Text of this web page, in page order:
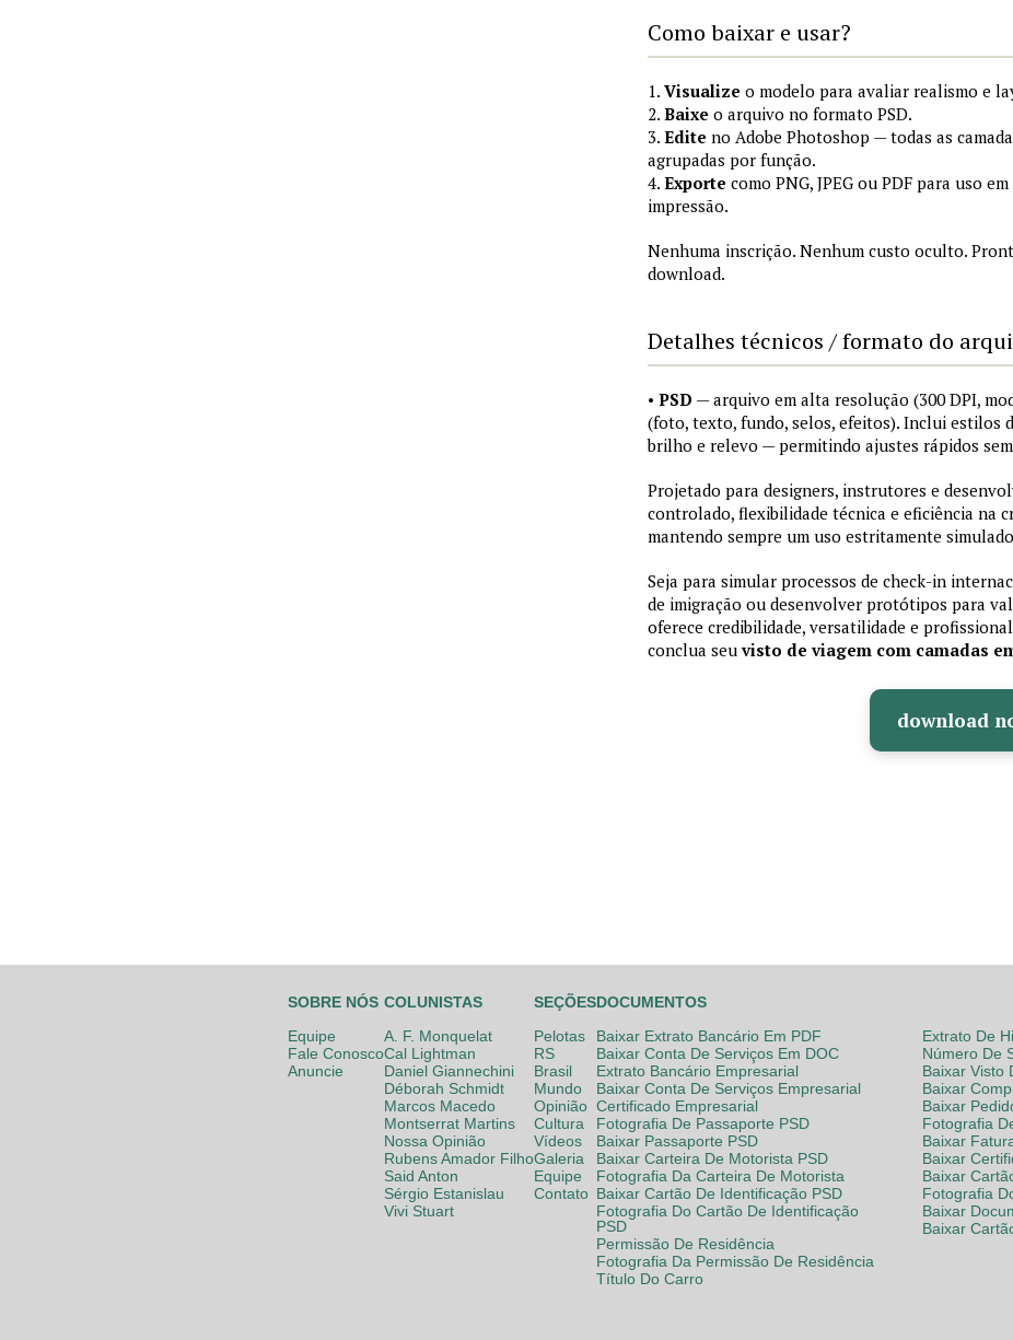
Como baixar e usar?
1. Visualize o modelo para avaliar realismo e
2. Baixe o arquivo no formato PSD.
3. Edite no Adobe Photoshop — todas as
agrupadas por função.
4. Exporte como PNG, JPEG ou PDF para uso
impressão.
Nenhuma inscrição. Nenhum custo oculto.
download.
Detalhes técnicos / formato do
• PSD — arquivo em alta resolução (300 DPI,
(foto, texto, fundo, selos, efeitos). Inclui estilos
brilho e relevo — permitindo ajustes rápidos
Projetado para designers, instrutores e
controlado, flexibilidade técnica e eficiência na
mantendo sempre um uso estritamente
Seja para simular processos de check-in
de imigração ou desenvolver protótipos para
oferece credibilidade, versatilidade e
conclua seuvisto de viagem com camadas
download
SOBRE NÓS
Equipe
Fale Conosco
Anuncie
COLUNISTAS
A. F. Monquelat
Cal Lightman
Daniel Giannechini
Déborah Schmidt
Marcos Macedo
Montserrat Martins
Nossa Opinião
Rubens Amador Filho
Said Anton
Sérgio Estanislau
Vivi Stuart
SEÇÕES
Pelotas
RS
Brasil
Mundo
Opinião
Cultura
Vídeos
Galeria
Equipe
Contato
DOCUMENTOS
Baixar Extrato Bancário Em PDF
Baixar Conta De Serviços Em DOC
Extrato Bancário Empresarial
Baixar Conta De Serviços Empresarial
Certificado Empresarial
Fotografia De Passaporte PSD
Baixar Passaporte PSD
Baixar Carteira De Motorista PSD
Fotografia Da Carteira De Motorista
Baixar Cartão De Identificação PSD
Fotografia Do Cartão De Identificação
PSD
Permissão De Residência
Fotografia Da Permissão De Residência
Título Do Carro
Extrato De
Número De
Baixar Visto
Baixar
Baixar
Fotografia
Baixar
Baixar
Baixar
Fotografia
Baixar
Baixar